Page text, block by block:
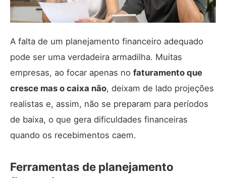
A falta de um planejamento financeiro adequado
pode ser uma verdadeira armadilha. Muitas
empresas, ao focar apenas no faturamento que
cresce mas o caixa não, deixam de lado projeções
realistas e, assim, não se preparam para períodos
de baixa, o que gera dificuldades financeiras
quando os recebimentos caem.
Ferramentas de planejamento